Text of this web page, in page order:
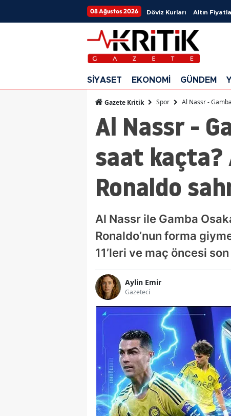
08 Ağustos 2026 Döviz Kurları Altın
SİYASET EKONOMİ GÜNDEM
Gazete Kritik Spor Al Nassr -
Al Nassr -
saat kaçta?
Ronaldo
Al Nassr ile Gamba
Ronaldo’nun forma
11’leri ve maç öncesi
Aylin Emir
Gazeteci